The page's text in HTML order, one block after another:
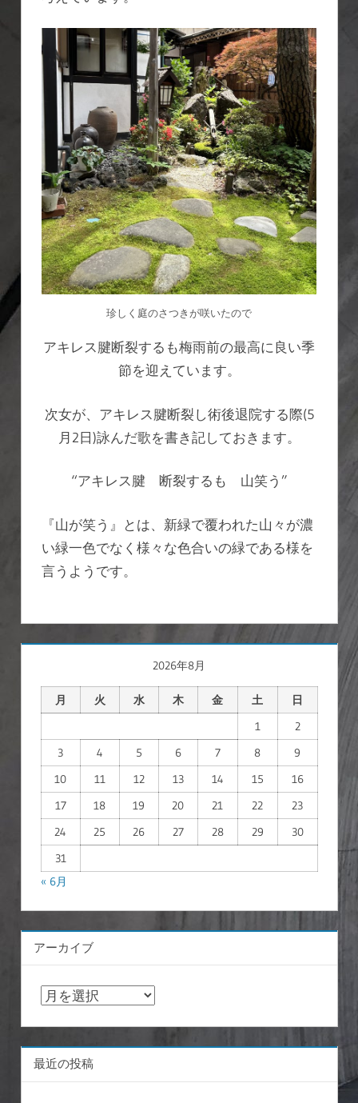
珍しく庭のさつきが咲いたので
アキレス腱断裂するも梅雨前の最高に良い季
節を迎えています。
次女が、アキレス腱断裂し術後退院する際(5
月2日)詠んだ歌を書き記しておきます。
“アキレス腱 断裂するも 山笑う”
『山が笑う』とは、新緑で覆われた山々が濃
い緑一色でなく様々な色合いの緑である様を
言うようです。
2026年8月
月 火 水 木 金 土
日
1
2
3
4 5 6 7 8
9
10
11 12 13 14 15
16
17
18 19 20 21 22
23
24
25 26 27 28 29
30
31
« 6月
アーカイブ
ア
イ
ブ
最近の投稿